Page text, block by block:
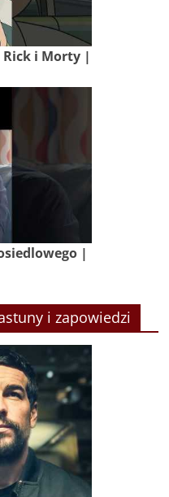
i Morty |
|
i zapowiedzi